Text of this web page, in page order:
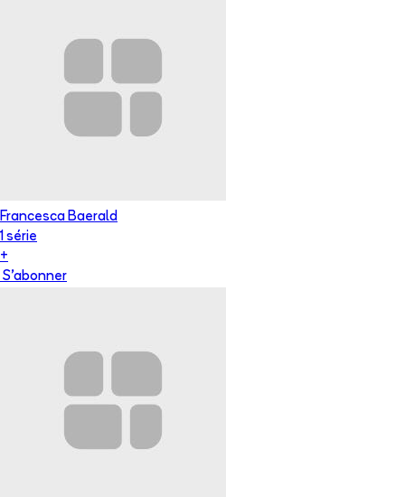
Francesca Baerald
1 série
+
S'abonner